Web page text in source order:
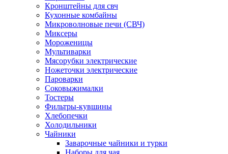
Кронштейны для свч
Кухонные комбайны
Микроволновые печи (СВЧ)
Миксеры
Мороженицы
Мультиварки
Мясорубки электрические
Ножеточки электрические
Пароварки
Соковыжималки
Тостеры
Фильтры-кувшины
Хлебопечки
Холодильники
Чайники
Заварочные чайники и турки
Наборы для чая